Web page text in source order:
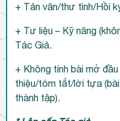
+ Tản văn/thư tình/Hồi
+ Tư liệu – Kỹ năng
Tác Giả.
+ Không tính bài mở
thiệu/tóm tắt/lời tựa
thành tập).